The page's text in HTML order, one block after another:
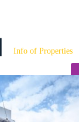
Info of Properties